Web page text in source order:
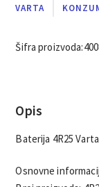
VARTA
Šifra proizvoda:
Opis
Baterija 4R25
Osnovne